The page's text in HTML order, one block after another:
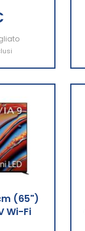
(65")
Wi-Fi